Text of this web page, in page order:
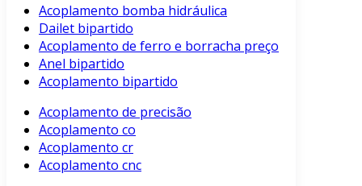
Acoplamento bomba hidráulica
Dailet bipartido
Acoplamento de ferro e borracha preço
Anel bipartido
Acoplamento bipartido
Acoplamento de precisão
Acoplamento co
Acoplamento cr
Acoplamento cnc